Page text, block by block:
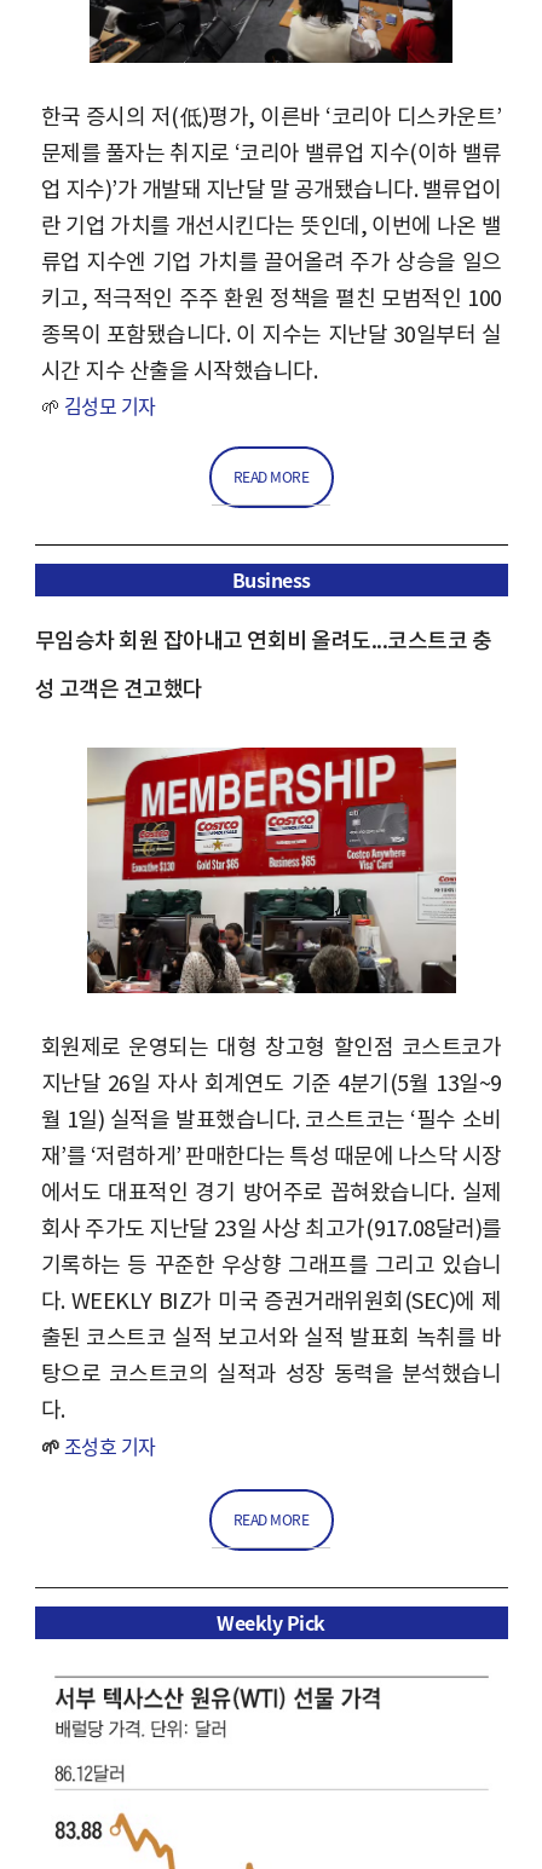
한국 증시의 저(低)평가, 이른바 ‘코리아 디스카운트’
문제를 풀자는 취지로 ‘코리아 밸류업 지수(이하 밸류
업 지수)’가 개발돼 지난달 말 공개됐습니다. 밸류업이
란 기업 가치를 개선시킨다는 뜻인데, 이번에 나온 밸
류업 지수엔 기업 가치를 끌어올려 주가 상승을 일으
키고, 적극적인 주주 환원 정책을 펼친 모범적인 100
종목이 포함됐습니다. 이 지수는 지난달 30일부터 실
시간 지수 산출을 시작했습니다.
🌱 김성모 기자
READ MORE
Business
무임승차 회원 잡아내고 연회비 올려도...코스트코 충
성 고객은 견고했다
회원제로 운영되는 대형 창고형 할인점 코스트코가
지난달 26일 자사 회계연도 기준 4분기(5월 13일~9
월 1일) 실적을 발표했습니다. 코스트코는 ‘필수 소비
재’를 ‘저렴하게’ 판매한다는 특성 때문에 나스닥 시장
에서도 대표적인 경기 방어주로 꼽혀왔습니다. 실제
회사 주가도 지난달 23일 사상 최고가(917.08달러)를
기록하는 등 꾸준한 우상향 그래프를 그리고 있습니
다. WEEKLY BIZ가 미국 증권거래위원회(SEC)에 제
출된 코스트코 실적 보고서와 실적 발표회 녹취를 바
탕으로 코스트코의 실적과 성장 동력을 분석했습니
다.
🌱조성호 기자
READ MORE
Weekly Pick